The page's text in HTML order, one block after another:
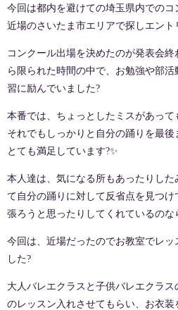
今回は都内を避けての埼玉県内でのコ
近場のさいたま市エリアで探しエント
コンクール出場を決めたのが発表会
ら限られた時間の中で、お勉強や部
習に励んでいました?
本番では、ちょっとしたミスがあって
それでもしっかりと自分の踊りを最後
とても満足しています?✨
本人達は、気になる所もあったりし
て自分の踊りに対して反省点を見つ
張ろうと思ったりしてくれているのな
今回は、近場だったのでお教室でレッ
した?
大人バレエクラスと子供バレエクラ
のレッスン入れさせてもらい、お衣